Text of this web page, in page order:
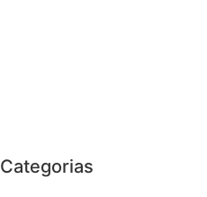
Categorias